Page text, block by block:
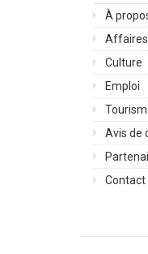
À
Culture
Emploi
Avis de
Contact